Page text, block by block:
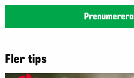
Prenumerera
Fler tips